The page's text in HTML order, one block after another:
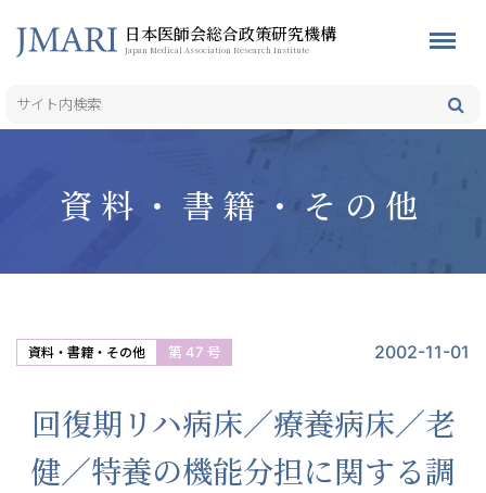
日本医師会総合政策研究機構
Japan Medical Association Research Institute
資料・書籍・その他
資料・書籍・その他 第 47 号 2002-11-01
回復期リハ病床／療養病床／老
健／特養の機能分担に関する調